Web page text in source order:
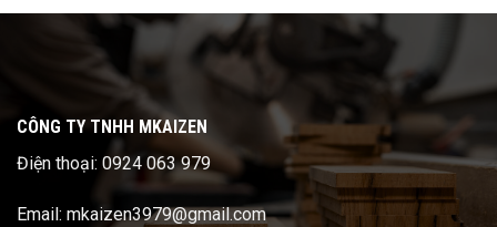
CÔNG TY TNHH MKAIZEN
Điện thoại: 0924 063 979
Email: mkaizen3979@gmail.com